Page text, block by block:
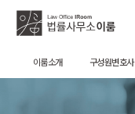
이룸소개 구성원변호사